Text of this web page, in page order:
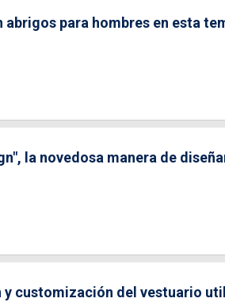
abrigos para hombres en esta
la novedosa manera de
customización del vestuario